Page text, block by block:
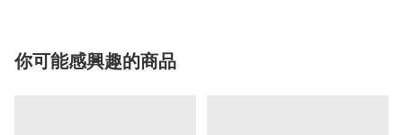
你可能感興趣的商品